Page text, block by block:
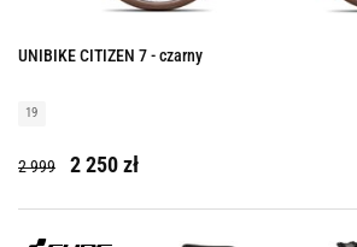
UNIBIKE CITIZEN 7 - czarny
19
2 999 2 250 zł